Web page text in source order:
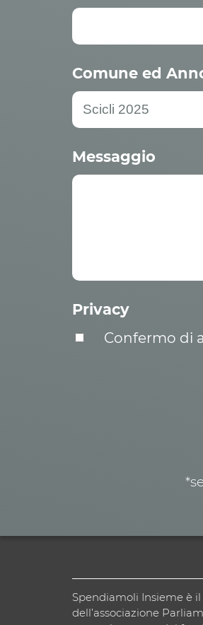
Comune ed
Messaggio
Privacy
Confermo di
Spendiamoli Insieme è
dell’associazione